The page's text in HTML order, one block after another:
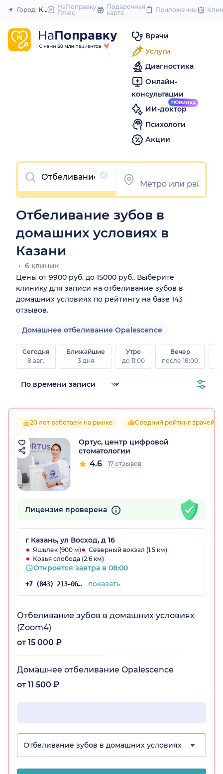
to
Закрыть
Город: КазаньНаПоправку
Плюс
Подарочная
карта
Приложение
Врачи
Услуги
Диагностика
Онлайн-
консультации
ИИ-доктор
Психологи
Акции
Очистить
Отбеливание зубов в
домашних условиях в
Казани
6 клиник
Цены от 9900 руб. до 15000 руб.. Выберите
клинику для записи на отбеливание зубов в
домашних условиях по рейтингу на базе 143
отзывов.
Домашнее отбеливание Opalescence
Сегодня
8 авг.
Ближайшие
3 дня
Утро
до 11:00
Вечер
после 18:00
20 лет работаем на рынке Средний рейтинг врачей
Ортус, центр цифровой
стоматологии
4.6 17 отзывов
Лицензия проверена
г Казань, ул Восход, д 16
Яшьлек (900 м)
Северный вокзал (1.5 км)
Козья слобода (2.6 км)
Откроется завтра в 08:00
+7 (843) 213-06-80 показать
Отбеливание зубов в домашних условиях
(Zoom4)
от 15 000 ₽
Домашнее отбеливание Opalescence
от 11 500 ₽
Отбеливание зубов в домашних условиях